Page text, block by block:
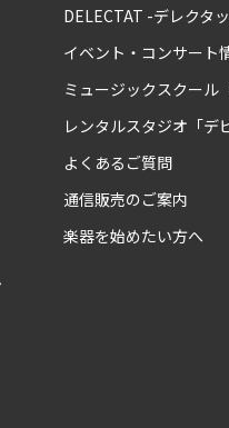
DELECTAT -デレクタ
イベント・コンサート
ミュージックスクール
レンタルスタジオ「デ
よくあるご質問
通信販売のご案内
楽器を始めたい方へ